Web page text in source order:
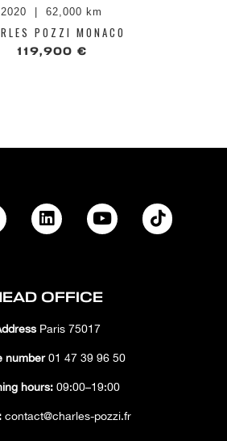
2020 62,000 km
POZZI MONACO
119,900 €
OFFICE
Paris 75017
number01 47 39 96 50
hours: 09:00–19:00
contact@charles-pozzi.fr